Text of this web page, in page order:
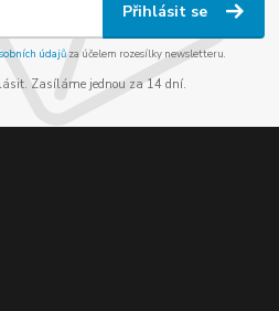
Přihlásit se
údajůza účelem rozesílky newsletteru.
Zasíláme jednou za 14 dní.